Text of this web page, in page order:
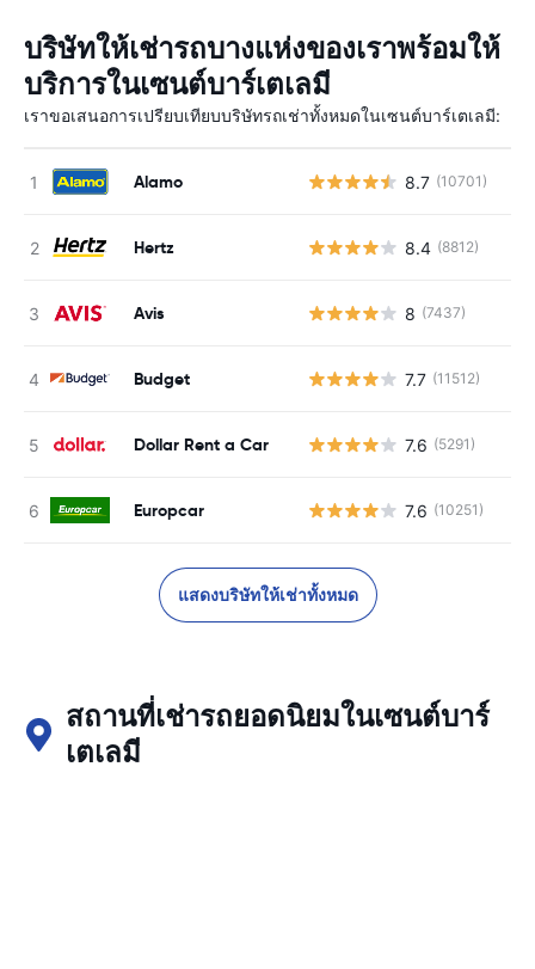
บริษัทให้เช่ารถบางแห่งของเราพร้อมให้
บริการในเซนต์บาร์เตเลมี
เราขอเสนอการเปรียบเทียบบริษัทรถเช่าทั้งหมดในเซนต์บาร์เตเลมี:
Alamo 8.7 (10701)
Hertz 8.4 (8812)
Avis 8 (7437)
Budget 7.7 (11512)
Dollar Rent a Car 7.6 (5291)
Europcar 7.6 (10251)
แสดงบริษัทให้เช่าทั้งหมด
สถานที่เช่ารถยอดนิยมในเซนต์บาร์
เตเลมี